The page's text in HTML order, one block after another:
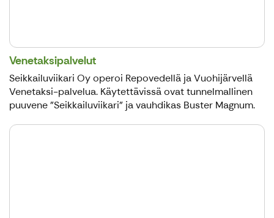
Venetaksipalvelut
Seikkailuviikari Oy operoi Repovedellä ja Vuohijärvellä
Venetaksi-palvelua. Käytettävissä ovat tunnelmallinen
puuvene "Seikkailuviikari" ja vauhdikas Buster Magnum.